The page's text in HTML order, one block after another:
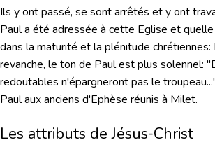
Ils y ont passé, se sont arrêtés et y ont
Paul a été adressée à cette Eglise et
dans la maturité et la plénitude
revanche, le ton de Paul est plus solennel:
redoutables n'épargneront pas le
Paul aux anciens d'Ephèse réunis à Milet.
Les attributs de Jésus-Christ